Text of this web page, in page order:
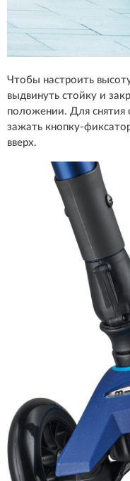
Чтобы настроить
выдвинуть стойку и
положении. Для снятия
зажать кнопку-
вверх.